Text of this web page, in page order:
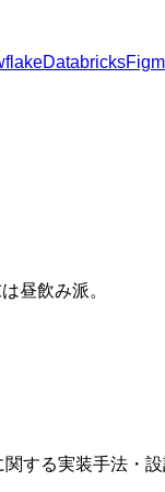
Databricks
する実装手法・